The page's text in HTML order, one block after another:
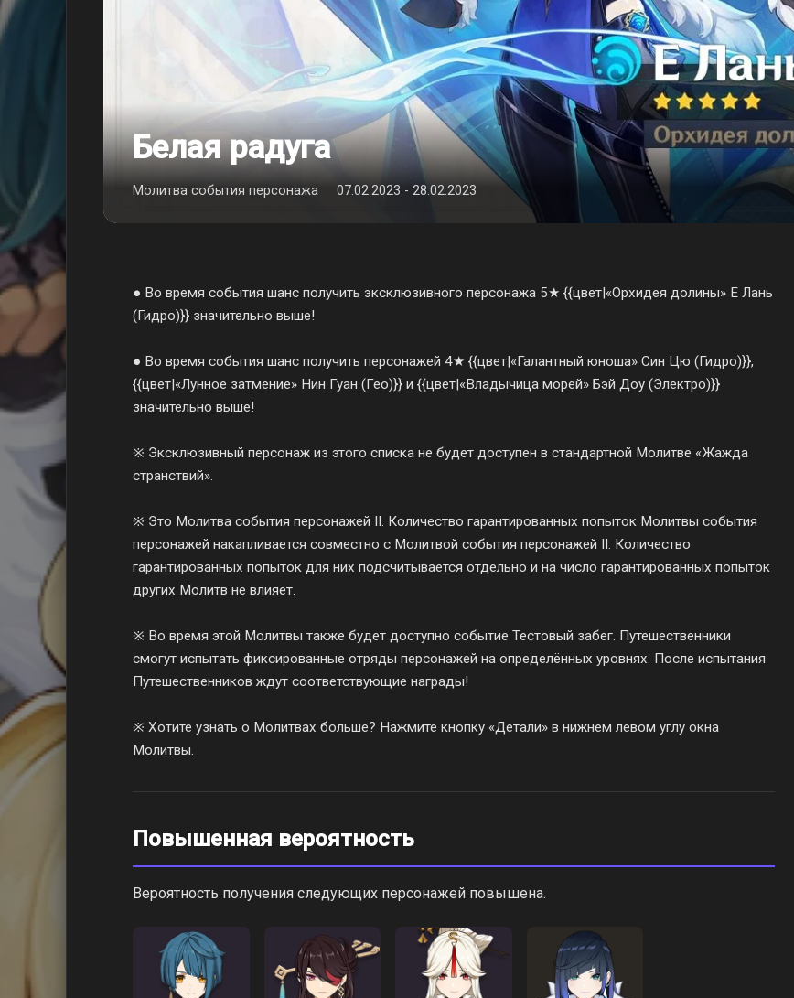
Белая радуга
Молитва события персонажа 07.02.2023 - 28.02.2023
● Во время события шанс получить эксклюзивного персонажа 5★ {{цвет|«Орхидея долины» Е Лань
(Гидро)}} значительно выше!
● Во время события шанс получить персонажей 4★ {{цвет|«Галантный юноша» Син Цю (Гидро)}},
{{цвет|«Лунное затмение» Нин Гуан (Гео)}} и {{цвет|«Владычица морей» Бэй Доу (Электро)}}
значительно выше!
※ Эксклюзивный персонаж из этого списка не будет доступен в стандартной Молитве «Жажда
странствий».
※ Это Молитва события персонажей II. Количество гарантированных попыток Молитвы события
персонажей накапливается совместно с Молитвой события персонажей II. Количество
гарантированных попыток для них подсчитывается отдельно и на число гарантированных попыток
других Молитв не влияет.
※ Во время этой Молитвы также будет доступно событие Тестовый забег. Путешественники
смогут испытать фиксированные отряды персонажей на определённых уровнях. После испытания
Путешественников ждут соответствующие награды!
※ Хотите узнать о Молитвах больше? Нажмите кнопку «Детали» в нижнем левом углу окна
Молитвы.
Повышенная вероятность
Вероятность получения следующих персонажей повышена.